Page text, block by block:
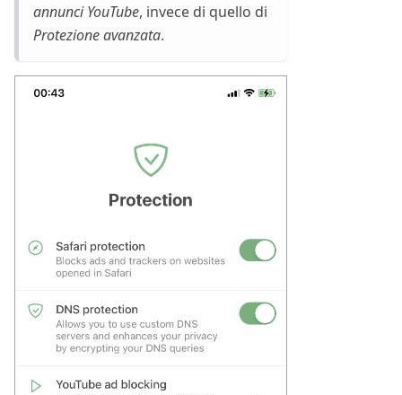
annunci YouTube, invece di quello di
Protezione avanzata.